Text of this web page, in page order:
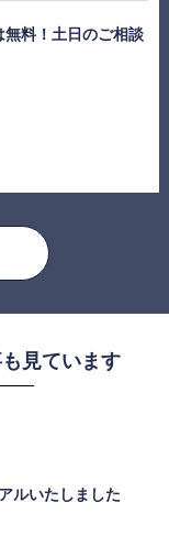
無料！土日のご相談
見ています
ルいたしました